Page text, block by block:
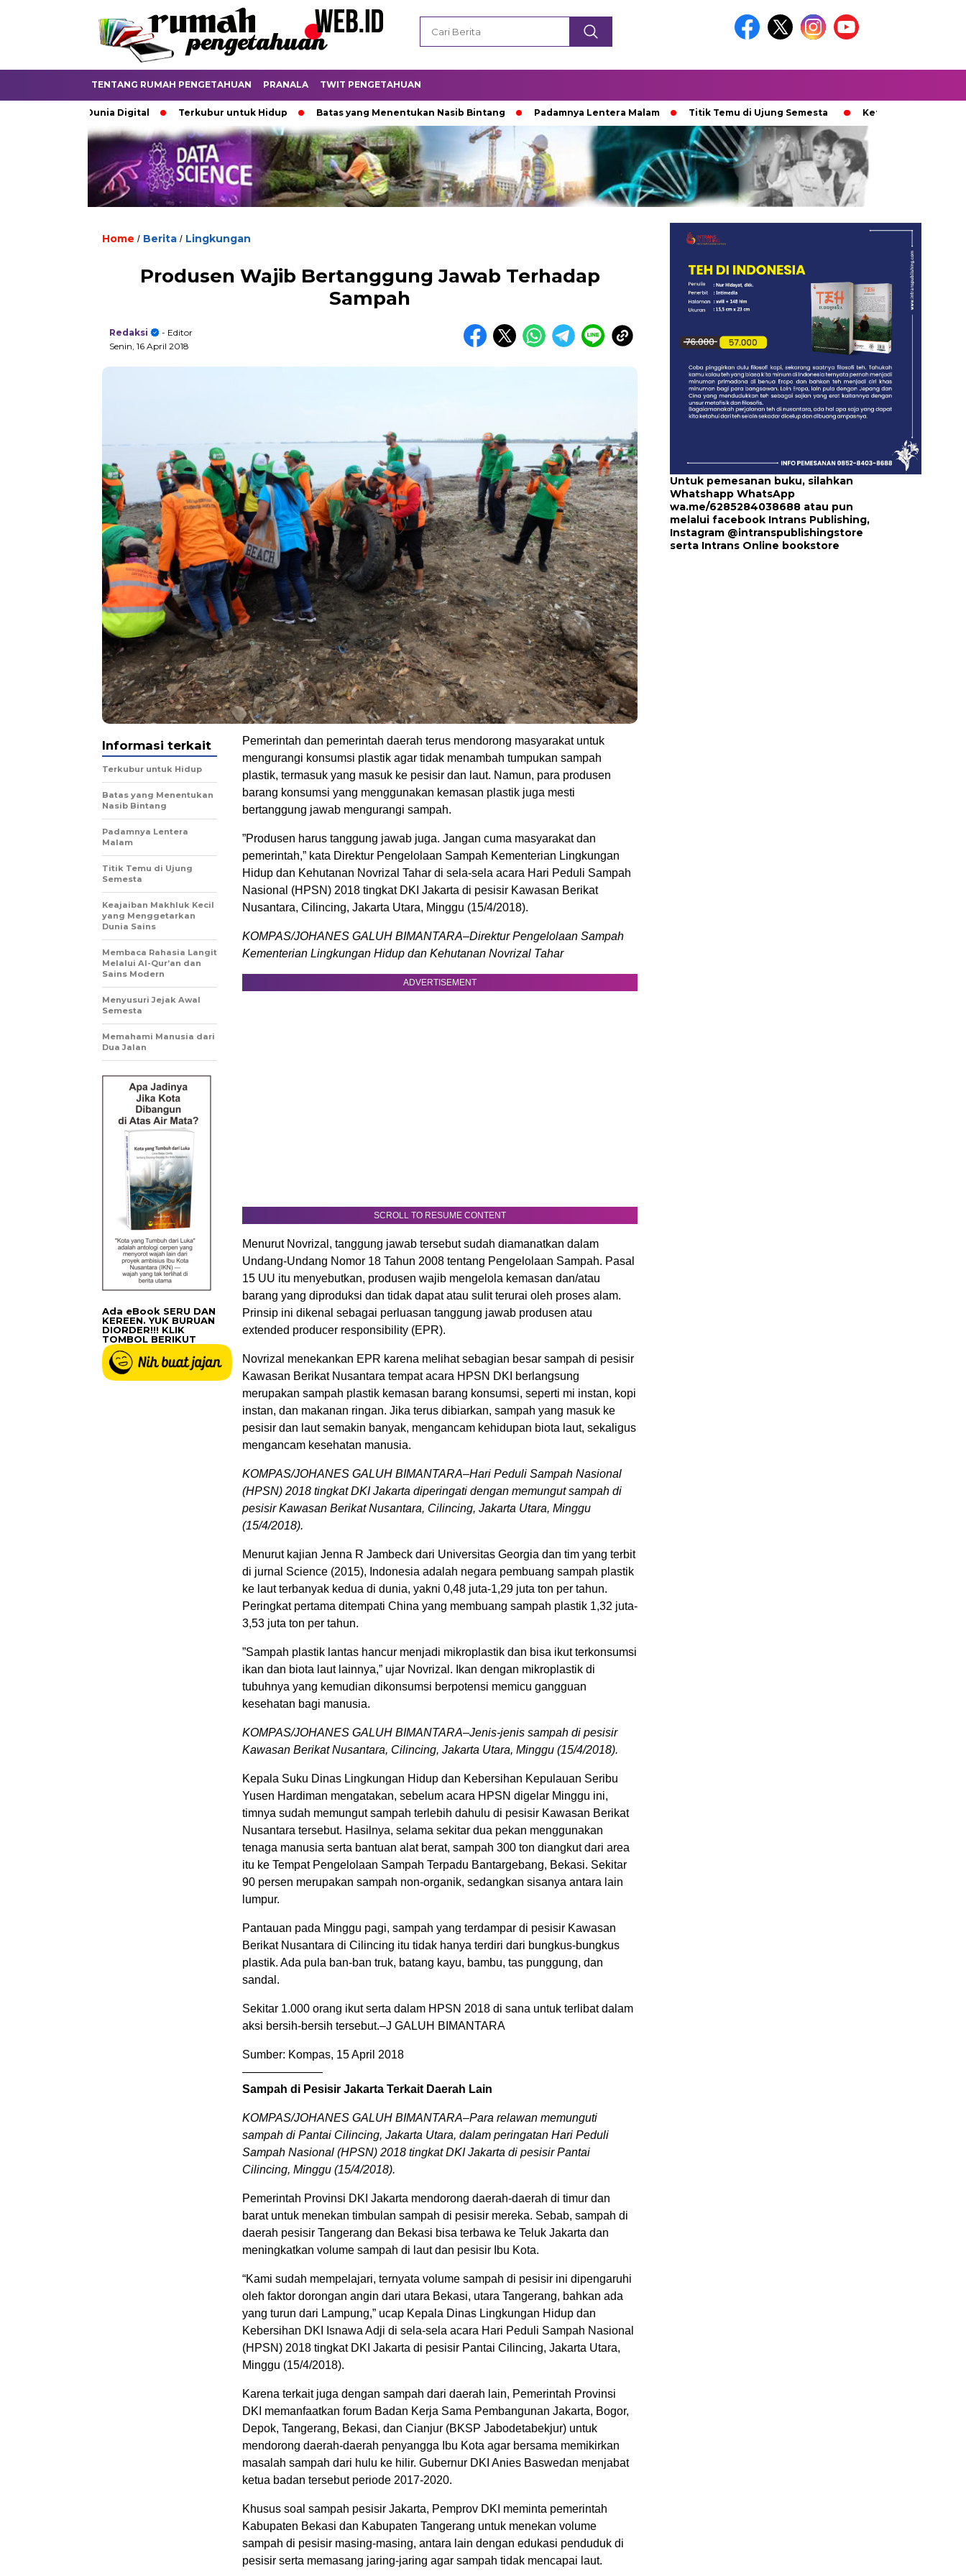
TENTANG RUMAH PENGETAHUAN PRANALA TWIT PENGETAHUAN
di Dunia Digital Terkubur untuk Hidup Batas yang Menentukan Nasib Bintang Padamnya Lentera Malam Titik Temu di Ujung Semesta Ketika Ijazah Analog
Home / Berita / Lingkungan
Produsen Wajib Bertanggung Jawab Terhadap
Sampah
Redaksi
- Editor
Senin, 16 April 2018
Pemerintah dan pemerintah daerah terus mendorong masyarakat untuk
mengurangi konsumsi plastik agar tidak menambah tumpukan sampah
plastik, termasuk yang masuk ke pesisir dan laut. Namun, para produsen
barang konsumsi yang menggunakan kemasan plastik juga mesti
bertanggung jawab mengurangi sampah.
”Produsen harus tanggung jawab juga. Jangan cuma masyarakat dan
pemerintah,” kata Direktur Pengelolaan Sampah Kementerian Lingkungan
Hidup dan Kehutanan Novrizal Tahar di sela-sela acara Hari Peduli Sampah
Nasional (HPSN) 2018 tingkat DKI Jakarta di pesisir Kawasan Berikat
Nusantara, Cilincing, Jakarta Utara, Minggu (15/4/2018).
KOMPAS/JOHANES GALUH BIMANTARA–Direktur Pengelolaan Sampah
Kementerian Lingkungan Hidup dan Kehutanan Novrizal Tahar
ADVERTISEMENT
SCROLL TO RESUME CONTENT
Menurut Novrizal, tanggung jawab tersebut sudah diamanatkan dalam
Undang-Undang Nomor 18 Tahun 2008 tentang Pengelolaan Sampah. Pasal
15 UU itu menyebutkan, produsen wajib mengelola kemasan dan/atau
barang yang diproduksi dan tidak dapat atau sulit terurai oleh proses alam.
Prinsip ini dikenal sebagai perluasan tanggung jawab produsen atau
extended producer responsibility (EPR).
Novrizal menekankan EPR karena melihat sebagian besar sampah di pesisir
Kawasan Berikat Nusantara tempat acara HPSN DKI berlangsung
merupakan sampah plastik kemasan barang konsumsi, seperti mi instan, kopi
instan, dan makanan ringan. Jika terus dibiarkan, sampah yang masuk ke
pesisir dan laut semakin banyak, mengancam kehidupan biota laut, sekaligus
mengancam kesehatan manusia.
KOMPAS/JOHANES GALUH BIMANTARA–Hari Peduli Sampah Nasional
(HPSN) 2018 tingkat DKI Jakarta diperingati dengan memungut sampah di
pesisir Kawasan Berikat Nusantara, Cilincing, Jakarta Utara, Minggu
(15/4/2018).
Menurut kajian Jenna R Jambeck dari Universitas Georgia dan tim yang terbit
di jurnal Science (2015), Indonesia adalah negara pembuang sampah plastik
ke laut terbanyak kedua di dunia, yakni 0,48 juta-1,29 juta ton per tahun.
Peringkat pertama ditempati China yang membuang sampah plastik 1,32 juta-
3,53 juta ton per tahun.
”Sampah plastik lantas hancur menjadi mikroplastik dan bisa ikut terkonsumsi
ikan dan biota laut lainnya,” ujar Novrizal. Ikan dengan mikroplastik di
tubuhnya yang kemudian dikonsumsi berpotensi memicu gangguan
kesehatan bagi manusia.
KOMPAS/JOHANES GALUH BIMANTARA–Jenis-jenis sampah di pesisir
Kawasan Berikat Nusantara, Cilincing, Jakarta Utara, Minggu (15/4/2018).
Kepala Suku Dinas Lingkungan Hidup dan Kebersihan Kepulauan Seribu
Yusen Hardiman mengatakan, sebelum acara HPSN digelar Minggu ini,
timnya sudah memungut sampah terlebih dahulu di pesisir Kawasan Berikat
Nusantara tersebut. Hasilnya, selama sekitar dua pekan menggunakan
tenaga manusia serta bantuan alat berat, sampah 300 ton diangkut dari area
itu ke Tempat Pengelolaan Sampah Terpadu Bantargebang, Bekasi. Sekitar
90 persen merupakan sampah non-organik, sedangkan sisanya antara lain
lumpur.
Pantauan pada Minggu pagi, sampah yang terdampar di pesisir Kawasan
Berikat Nusantara di Cilincing itu tidak hanya terdiri dari bungkus-bungkus
plastik. Ada pula ban-ban truk, batang kayu, bambu, tas punggung, dan
sandal.
Sekitar 1.000 orang ikut serta dalam HPSN 2018 di sana untuk terlibat dalam
aksi bersih-bersih tersebut.–J GALUH BIMANTARA
Sumber: Kompas, 15 April 2018
———————
Sampah di Pesisir Jakarta Terkait Daerah Lain
KOMPAS/JOHANES GALUH BIMANTARA–Para relawan memunguti
sampah di Pantai Cilincing, Jakarta Utara, dalam peringatan Hari Peduli
Sampah Nasional (HPSN) 2018 tingkat DKI Jakarta di pesisir Pantai
Cilincing, Minggu (15/4/2018).
Pemerintah Provinsi DKI Jakarta mendorong daerah-daerah di timur dan
barat untuk menekan timbulan sampah di pesisir mereka. Sebab, sampah di
daerah pesisir Tangerang dan Bekasi bisa terbawa ke Teluk Jakarta dan
meningkatkan volume sampah di laut dan pesisir Ibu Kota.
“Kami sudah mempelajari, ternyata volume sampah di pesisir ini dipengaruhi
oleh faktor dorongan angin dari utara Bekasi, utara Tangerang, bahkan ada
yang turun dari Lampung,” ucap Kepala Dinas Lingkungan Hidup dan
Kebersihan DKI Isnawa Adji di sela-sela acara Hari Peduli Sampah Nasional
(HPSN) 2018 tingkat DKI Jakarta di pesisir Pantai Cilincing, Jakarta Utara,
Minggu (15/4/2018).
Karena terkait juga dengan sampah dari daerah lain, Pemerintah Provinsi
DKI memanfaatkan forum Badan Kerja Sama Pembangunan Jakarta, Bogor,
Depok, Tangerang, Bekasi, dan Cianjur (BKSP Jabodetabekjur) untuk
mendorong daerah-daerah penyangga Ibu Kota agar bersama memikirkan
masalah sampah dari hulu ke hilir. Gubernur DKI Anies Baswedan menjabat
ketua badan tersebut periode 2017-2020.
Khusus soal sampah pesisir Jakarta, Pemprov DKI meminta pemerintah
Kabupaten Bekasi dan Kabupaten Tangerang untuk menekan volume
sampah di pesisir masing-masing, antara lain dengan edukasi penduduk di
pesisir serta memasang jaring-jaring agar sampah tidak mencapai laut.
Informasi terkait
Terkubur untuk Hidup
Batas yang Menentukan
Nasib Bintang
Padamnya Lentera
Malam
Titik Temu di Ujung
Semesta
Keajaiban Makhluk Kecil
yang Menggetarkan
Dunia Sains
Membaca Rahasia Langit
Melalui Al-Qur’an dan
Sains Modern
Menyusuri Jejak Awal
Semesta
Memahami Manusia dari
Dua Jalan
Ada eBook SERU DAN
KEREEN. YUK BURUAN
DIORDER!!! KLIK
TOMBOL BERIKUT
Untuk pemesanan buku, silahkan
Whatshapp WhatsApp
wa.me/6285284038688 atau pun
melalui facebook Intrans Publishing,
Instagram @intranspublishingstore
serta Intrans Online bookstore